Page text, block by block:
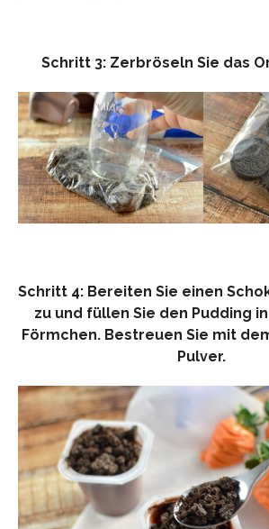
Schritt 3: Zerbröseln Sie das
Schritt 4: Bereiten Sie einen
zu und füllen Sie den Pudding
Förmchen. Bestreuen Sie mit
Pulver.